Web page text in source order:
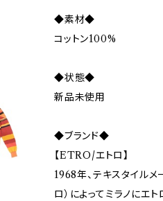
◆素材◆
コットン100%
◆状態◆
新品未使用
◆ブランド◆
【ETRO/エトロ】
1968年、テキスタイル
ロ）によってミラノにエ